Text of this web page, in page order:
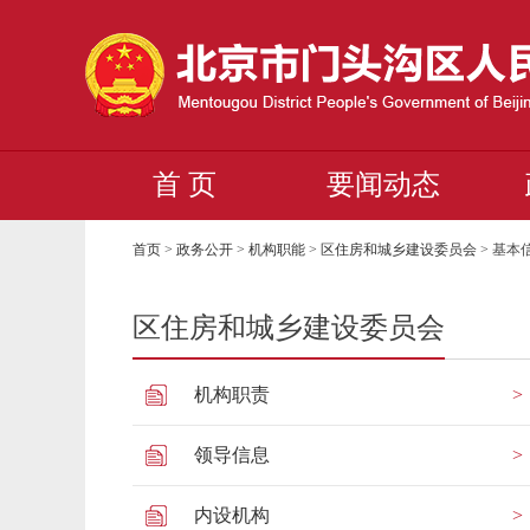
首 页 要闻动态
首页 >政务公开 >机构职能 > 区住房和城乡建设委员会 >基本
区住房和城乡建设委员会
机构职责
领导信息
内设机构